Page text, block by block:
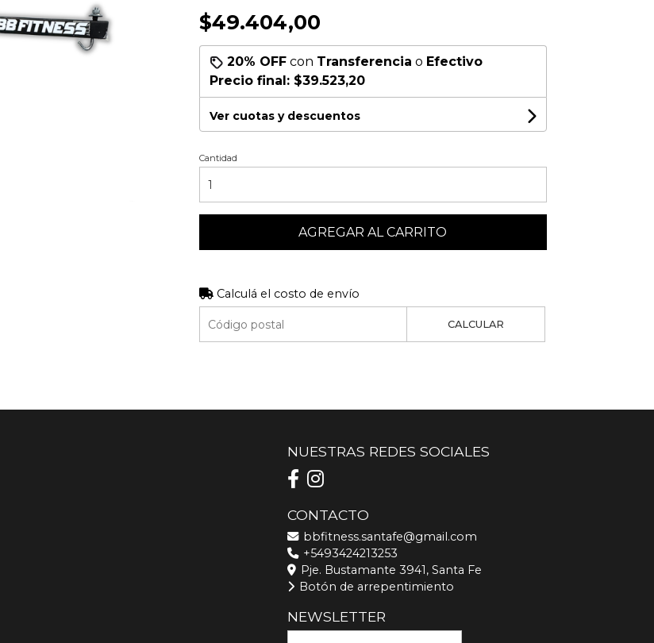
$49.404,00
20% OFFcon Transferencia o Efectivo
Precio final: $39.523,20
Ver cuotas y descuentos
Cantidad
AGREGAR AL CARRITO
Calculá el costo de envío
CALCULAR
NUESTRAS REDES SOCIALES
CONTACTO
bbfitness.santafe@gmail.com
+5493424213253
Pje. Bustamante 3941, Santa Fe
Botón de arrepentimiento
NEWSLETTER